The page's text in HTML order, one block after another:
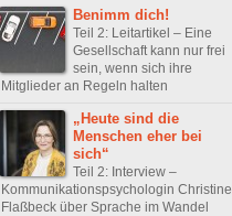
Benimm dich!
Teil 2: Leitartikel – Eine
Gesellschaft kann nur frei
sein, wenn sich ihre
Mitglieder an Regeln halten
„Heute sind die
Menschen eher bei
sich“
Teil 2: Interview –
Kommunikationspsychologin Christine
Flaßbeck über Sprache im Wandel